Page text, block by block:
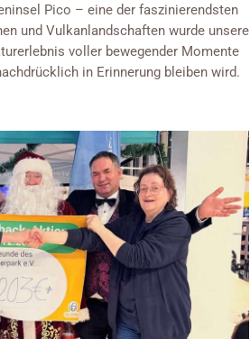
Pico – eine der faszinierendsten
und Vulkanlandschaften wurde unsere
voller bewegender Momente
in Erinnerung bleiben wird.